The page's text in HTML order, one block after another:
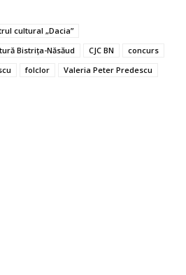
cultural „Dacia”
Bistrița-Năsăud
CJC BN
concurs
folclor Valeria Peter Predescu